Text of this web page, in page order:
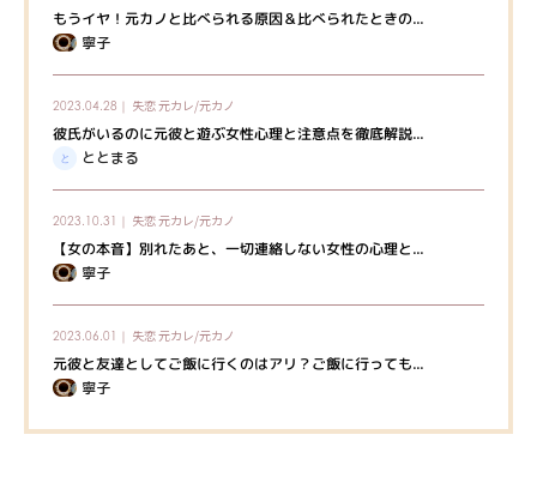
もうイヤ！元カノと比べられる原因＆比べられたときの...
寧子
2023.04.28｜ 失恋元カレ/元カノ
彼氏がいるのに元彼と遊ぶ女性心理と注意点を徹底解説...
ととまる
2023.10.31｜ 失恋元カレ/元カノ
【女の本音】別れたあと、一切連絡しない女性の心理と...
寧子
2023.06.01｜ 失恋元カレ/元カノ
元彼と友達としてご飯に行くのはアリ？ご飯に行っても...
寧子